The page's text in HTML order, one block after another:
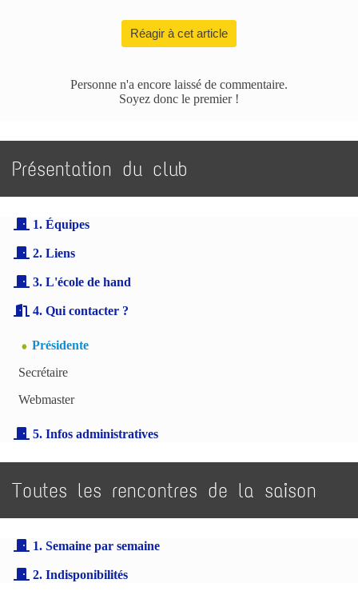
Réagir à cet article
Personne n'a encore laissé de commentaire.
Soyez donc le premier !
Présentation du club
1. Équipes
2. Liens
3. L'école de hand
4. Qui contacter ?
Présidente
Secrétaire
Webmaster
5. Infos administratives
Toutes les rencontres de la saison
1. Semaine par semaine
2. Indisponibilités